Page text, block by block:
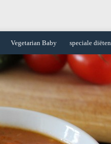
Vegetarian Baby speciale diëten